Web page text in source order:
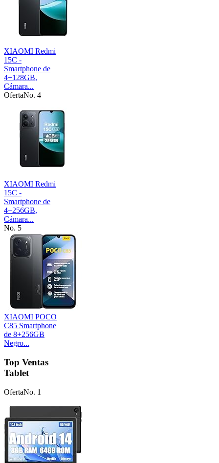
XIAOMI Redmi
15C -
Smartphone de
4+128GB,
Cámara...
OfertaNo. 4
XIAOMI Redmi
15C -
Smartphone de
4+256GB,
Cámara...
No. 5
XIAOMI POCO
C85 Smartphone
de 8+256GB
Negro...
Top Ventas
Tablet
OfertaNo. 1